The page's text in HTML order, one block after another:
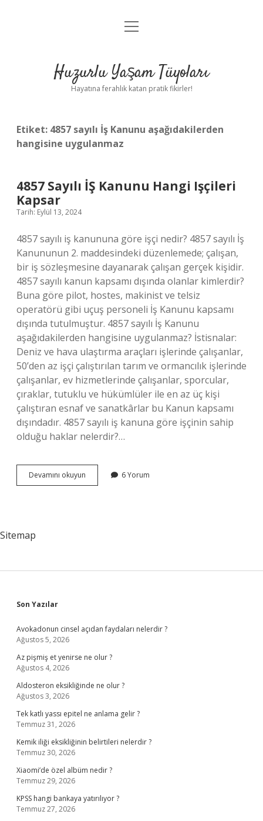
Anasayfa
Yasal Uyarı
menüyü
Huzurlu Yaşam Tüyoları
Hayatına ferahlık katan pratik fikirler!
Etiket: 4857 sayılı İş Kanunu aşağıdakilerden
hangisine uygulanmaz
4857 Sayılı İŞ Kanunu Hangi Işçileri
Kapsar
Tarih: Eylül 13, 2024
4857 sayılı iş kanununa göre işçi nedir? 4857 sayılı İş
Kanununun 2. maddesindeki düzenlemede; çalışan,
bir iş sözleşmesine dayanarak çalışan gerçek kişidir.
4857 sayılı kanun kapsamı dışında olanlar kimlerdir?
Buna göre pilot, hostes, makinist ve telsiz
operatörü gibi uçuş personeli İş Kanunu kapsamı
dışında tutulmuştur. 4857 sayılı İş Kanunu
aşağıdakilerden hangisine uygulanmaz? İstisnalar:
Deniz ve hava ulaştırma araçları işlerinde çalışanlar,
50’den az işçi çalıştırılan tarım ve ormancılık işlerinde
çalışanlar, ev hizmetlerinde çalışanlar, sporcular,
çıraklar, tutuklu ve hükümlüler ile en az üç kişi
çalıştıran esnaf ve sanatkârlar bu Kanun kapsamı
dışındadır. 4857 sayılı iş kanuna göre işçinin sahip
olduğu haklar nelerdir?…
Devamını okuyun
Sayılı
6 Yorum
Sitemap
Sidebar
Son Yazılar
Avokadonun cinsel açıdan faydaları nelerdir ?
Ağustos 5, 2026
Az pişmiş et yenirse ne olur ?
Ağustos 4, 2026
Aldosteron eksikliğinde ne olur ?
Ağustos 3, 2026
Tek katlı yassı epitel ne anlama gelir ?
Temmuz 31, 2026
Kemik iliği eksikliğinin belirtileri nelerdir ?
Temmuz 30, 2026
Xiaomi’de özel albüm nedir ?
Temmuz 29, 2026
KPSS hangi bankaya yatırılıyor ?
Temmuz 27, 2026